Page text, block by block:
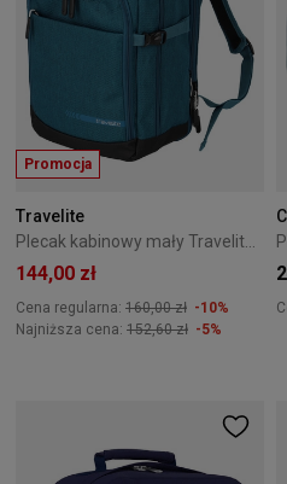
Promocja
Travelite
144,00 zł
Cena regularna: 160,00 zł -10%
Najniższa cena: 152,60 zł -5%